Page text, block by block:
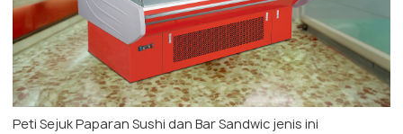
Peti Sejuk Paparan Sushi dan Bar Sandwic jenis ini